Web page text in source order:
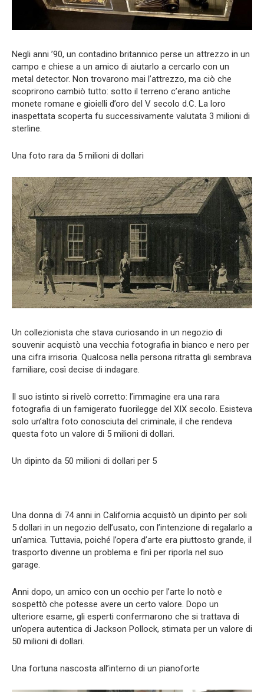
Negli anni ’90, un contadino britannico perse un attrezzo in un
campo e chiese a un amico di aiutarlo a cercarlo con un
metal detector. Non trovarono mai l’attrezzo, ma ciò che
scoprirono cambiò tutto: sotto il terreno c’erano antiche
monete romane e gioielli d’oro del V secolo d.C. La loro
inaspettata scoperta fu successivamente valutata 3 milioni di
sterline.
Una foto rara da 5 milioni di dollari
Un collezionista che stava curiosando in un negozio di
souvenir acquistò una vecchia fotografia in bianco e nero per
una cifra irrisoria. Qualcosa nella persona ritratta gli sembrava
familiare, così decise di indagare.
Il suo istinto si rivelò corretto: l’immagine era una rara
fotografia di un famigerato fuorilegge del XIX secolo. Esisteva
solo un’altra foto conosciuta del criminale, il che rendeva
questa foto un valore di 5 milioni di dollari.
Un dipinto da 50 milioni di dollari per 5
Una donna di 74 anni in California acquistò un dipinto per soli
5 dollari in un negozio dell’usato, con l’intenzione di regalarlo a
un’amica. Tuttavia, poiché l’opera d’arte era piuttosto grande, il
trasporto divenne un problema e finì per riporla nel suo
garage.
Anni dopo, un amico con un occhio per l’arte lo notò e
sospettò che potesse avere un certo valore. Dopo un
ulteriore esame, gli esperti confermarono che si trattava di
un’opera autentica di Jackson Pollock, stimata per un valore di
50 milioni di dollari.
Una fortuna nascosta all’interno di un pianoforte